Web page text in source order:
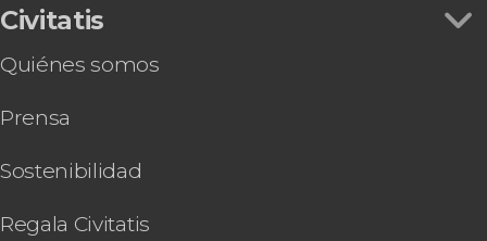
Civitatis
Quiénes somos
Prensa
Sostenibilidad
Regala Civitatis